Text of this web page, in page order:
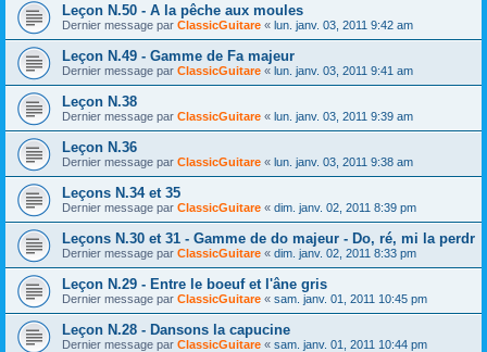
Leçon N.50 - A la pêche aux moules
Dernier message par ClassicGuitare « lun. janv. 03, 2011 9:42 am
Leçon N.49 - Gamme de Fa majeur
Dernier message par ClassicGuitare « lun. janv. 03, 2011 9:41 am
Leçon N.38
Dernier message par ClassicGuitare « lun. janv. 03, 2011 9:39 am
Leçon N.36
Dernier message par ClassicGuitare « lun. janv. 03, 2011 9:38 am
Leçons N.34 et 35
Dernier message par ClassicGuitare « dim. janv. 02, 2011 8:39 pm
Leçons N.30 et 31 - Gamme de do majeur - Do, ré, mi la perdr
Dernier message par ClassicGuitare « dim. janv. 02, 2011 8:33 pm
Leçon N.29 - Entre le boeuf et l'âne gris
Dernier message par ClassicGuitare « sam. janv. 01, 2011 10:45 pm
Leçon N.28 - Dansons la capucine
Dernier message par ClassicGuitare « sam. janv. 01, 2011 10:44 pm